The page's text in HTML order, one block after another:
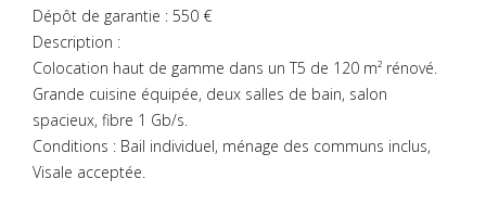
Dépôt de garantie : 550 €
Description :
Colocation haut de gamme dans un T5 de 120 m² rénové.
Grande cuisine équipée, deux salles de bain, salon
spacieux, fibre 1 Gb/s.
Conditions : Bail individuel, ménage des communs inclus,
Visale acceptée.